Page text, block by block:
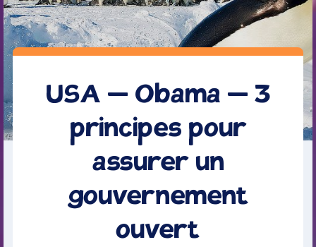
USA – Obama – 3
principes pour
assurer un
gouvernement
ouvert